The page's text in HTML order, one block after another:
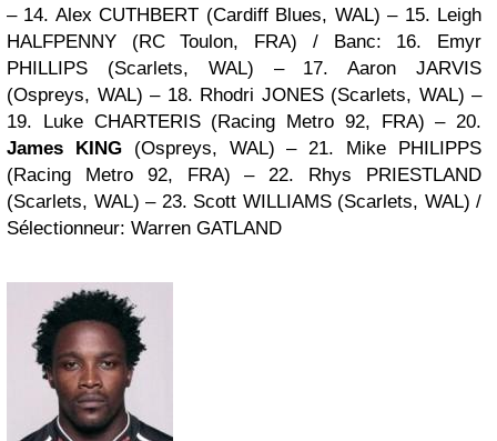
– 14. Alex CUTHBERT (Cardiff Blues, WAL) – 15. Leigh
HALFPENNY (RC Toulon, FRA) / Banc: 16. Emyr
PHILLIPS (Scarlets, WAL) – 17. Aaron JARVIS
(Ospreys, WAL) – 18. Rhodri JONES (Scarlets, WAL) –
19. Luke CHARTERIS (Racing Metro 92, FRA) – 20.
James KING
(Ospreys, WAL) – 21. Mike PHILIPPS
(Racing Metro 92, FRA) – 22. Rhys PRIESTLAND
(Scarlets, WAL) – 23. Scott WILLIAMS (Scarlets, WAL) /
Sélectionneur: Warren GATLAND